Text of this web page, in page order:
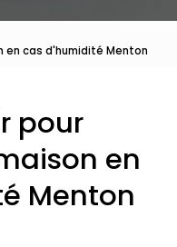
en cas d'humidité Menton
pour
en
Menton